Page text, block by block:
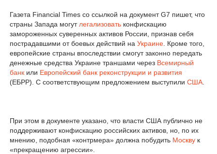
Газета Financial Times со ссылкой на документ G7 пишет, что
страны Запада могут легализовать конфискацию
замороженных суверенных активов России, признав себя
пострадавшими от боевых действий на Украине . Кроме того,
европейские страны впоследствии смогут законно передать
денежные средства Украине траншами через Всемирный
банк или Европейский банк реконструкции и развития
(ЕБРР). С соответствующим предложением выступили США
При этом в документе указано, что власти США публично не
поддерживают конфискацию российских активов, но, по их
мнению, подобная «контрмера» должна побудить Москву к
«прекращению агрессии».